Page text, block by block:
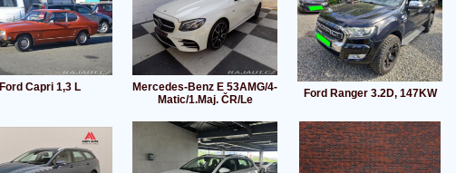
Ford Capri 1,3 L
Mercedes-Benz E 53AMG/4-
Matic/1.Maj. ČR/Le
Ford Ranger 3.2D, 147KW